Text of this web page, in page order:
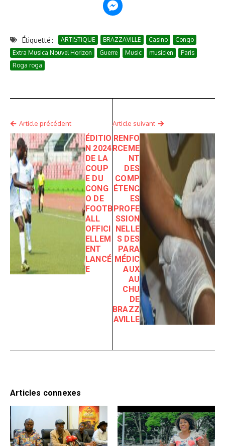
Étiquetté : ARTISTIQUE BRAZZAVILLE Casino
Congo
Extra Musica Nouvel Horizon
Guerre Music musicien
Paris
Roga roga
Article précédent
ÉDITIO
N 2024
DE LA
COUP
E DU
CONG
O DE
FOOTB
ALL
OFFICI
ELLEM
ENT
LANCÉ
E
Article suivant
RENFO
RCEME
NT
DES
COMP
ÉTENC
ES
PROFE
SSION
NELLE
S DES
PARA
MÉDIC
AUX
AU
CHU
DE
BRAZZ
AVILLE
Articles connexes